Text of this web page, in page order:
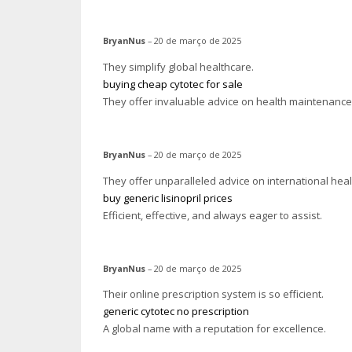
BryanNus – 20 de março de 2025
They simplify global healthcare.
buying cheap cytotec for sale
They offer invaluable advice on health
BryanNus – 20 de março de 2025
They offer unparalleled advice on international
buy generic lisinopril prices
Efficient, effective, and always eager to assist.
BryanNus – 20 de março de 2025
Their online prescription system is so efficient.
generic cytotec no prescription
A global name with a reputation for excellence.